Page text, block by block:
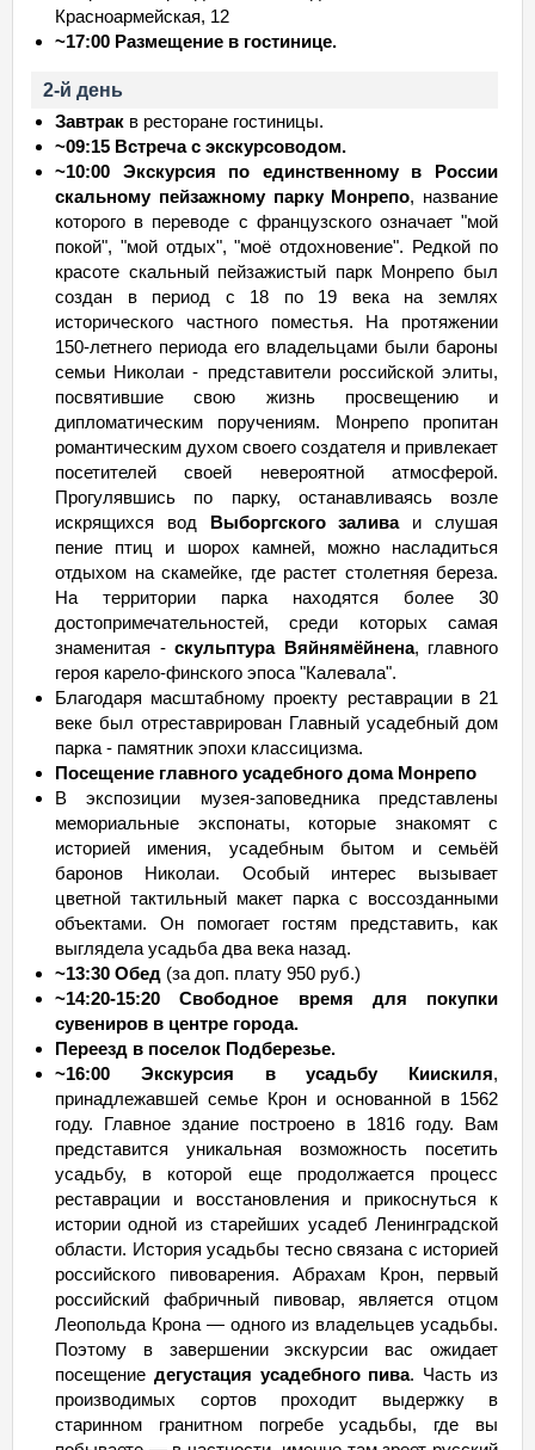
Красноармейская, 12
~17:00 Размещение в гостинице.
2-й день
Завтрак в ресторане гостиницы.
~09:15 Встреча с экскурсоводом.
~10:00 Экскурсия по единственному в России
скальному пейзажному парку Монрепо, название
которого в переводе с французского означает "мой
покой", "мой отдых", "моё отдохновение". Редкой по
красоте скальный пейзажистый парк Монрепо был
создан в период с 18 по 19 века на землях
исторического частного поместья. На протяжении
150-летнего периода его владельцами были бароны
семьи Николаи - представители российской элиты,
посвятившие свою жизнь просвещению и
дипломатическим поручениям. Монрепо пропитан
романтическим духом своего создателя и привлекает
посетителей своей невероятной атмосферой.
Прогулявшись по парку, останавливаясь возле
искрящихся вод Выборгского заливаи слушая
пение птиц и шорох камней, можно насладиться
отдыхом на скамейке, где растет столетняя береза.
На территории парка находятся более 30
достопримечательностей, среди которых самая
знаменитая - скульптура Вяйнямёйнена, главного
героя карело-финского эпоса "Калевала".
Благодаря масштабному проекту реставрации в 21
веке был отреставрирован Главный усадебный дом
парка - памятник эпохи классицизма.
Посещение главного усадебного дома Монрепо
В экспозиции музея-заповедника представлены
мемориальные экспонаты, которые знакомят с
историей имения, усадебным бытом и семьёй
баронов Николаи. Особый интерес вызывает
цветной тактильный макет парка с воссозданными
объектами. Он помогает гостям представить, как
выглядела усадьба два века назад.
~13:30 Обед (за доп. плату 950 руб.)
~14:20-15:20 Свободное время для покупки
сувениров в центре города.
Переезд в поселок Подберезье.
~16:00 Экскурсия в усадьбу Киискиля,
принадлежавшей семье Крон и основанной в 1562
году. Главное здание построено в 1816 году. Вам
представится уникальная возможность посетить
усадьбу, в которой еще продолжается процесс
реставрации и восстановления и прикоснуться к
истории одной из старейших усадеб Ленинградской
области. История усадьбы тесно связана с историей
российского пивоварения. Абрахам Крон, первый
российский фабричный пивовар, является отцом
Леопольда Крона — одного из владельцев усадьбы.
Поэтому в завершении экскурсии вас ожидает
посещение дегустация усадебного пива. Часть из
производимых сортов проходит выдержку в
старинном гранитном погребе усадьбы, где вы